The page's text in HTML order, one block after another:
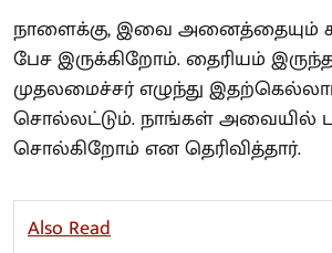
நாளைக்கு, இவை அனைத்தையும்
பேச இருக்கிறோம். தைரியம்
முதலமைச்சர் எழுந்து
சொல்லட்டும். நாங்கள் அவையில்
சொல்கிறோம் என தெரிவித்தார்.
Also Read